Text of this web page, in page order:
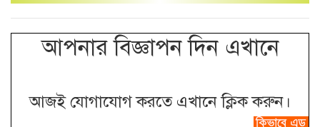
আপনার বিজ্ঞাপন দিন এখানে
আজই যোগাযোগ করতে এখানে ক্লিক করুন।